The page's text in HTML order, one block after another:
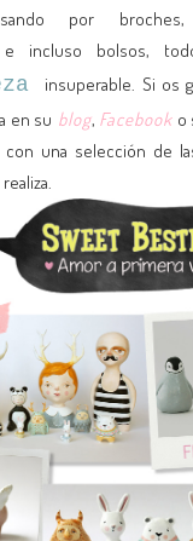
por broches,
e incluso bolsos,
insuperable. Si os
en su blog, Facebook o
una selección de